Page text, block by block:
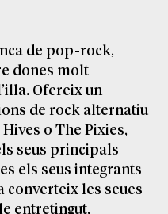
de pop-rock,
dones molt
Ofereix un
de rock alternatiu
o The Pixies,
seus principals
els seus integrants
converteix les seues
entretingut,